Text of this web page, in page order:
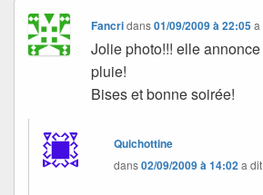
Fancridans01/09/2009 à 22:05 a
Jolie photo!!! elle
pluie!
Bises et bonne soirée!
Quichottine
dans02/09/2009 à 14:02a